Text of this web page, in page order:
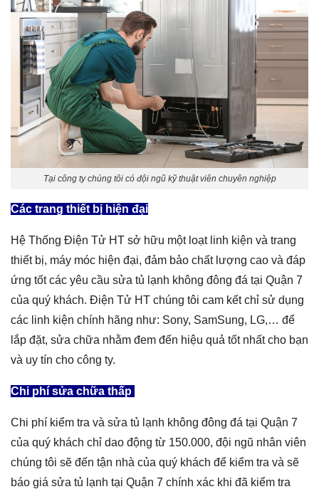
Tại công ty chúng tôi có đội ngũ kỹ thuật viên chuyên nghiệp
Các trang thiết bị hiện đại
Hệ Thống Điện Tử HT sở hữu một loạt linh kiện và trang
thiết bị, máy móc hiện đại, đảm bảo chất lượng cao và đáp
ứng tốt các yêu cầu sửa tủ lạnh không đông đá tại Quận 7
của quý khách. Điện Tử HT chúng tôi cam kết chỉ sử dụng
các linh kiện chính hãng như: Sony, SamSung, LG,… để
lắp đặt, sửa chữa nhằm đem đến hiệu quả tốt nhất cho bạn
và uy tín cho công ty.
Chi phí sửa chữa thấp
Chi phí kiểm tra và sửa tủ lạnh không đông đá tại Quận 7
của quý khách chỉ dao động từ 150.000, đội ngũ nhân viên
chúng tôi sẽ đến tận nhà của quý khách để kiểm tra và sẽ
báo giá sửa tủ lạnh tại Quận 7 chính xác khi đã kiểm tra